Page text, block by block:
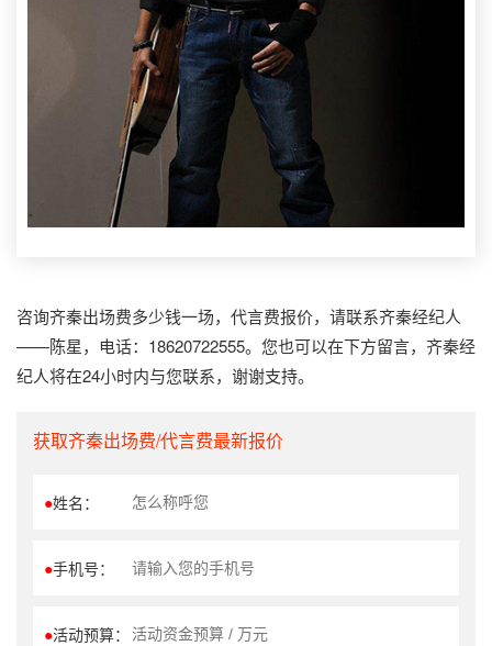
咨询齐秦出场费多少钱一场，代言费报价，请联系齐秦经纪人
——陈星，电话：18620722555。您也可以在下方留言，齐秦经
纪人将在24小时内与您联系，谢谢支持。
获取齐秦出场费/代言费最新报价
●姓名：
●手机号：
●活动预算：